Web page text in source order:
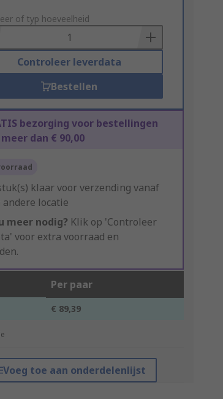
of typ hoeveelheid
Controleer leverdata
Bestellen
bezorging voor bestellingen
dan € 90,00
klaar voor verzending vanaf
andere locatie
meer nodig? Klik op 'Controleer
voor extra voorraad en
Per paar
€ 89,39
Voeg toe aan onderdelenlijst